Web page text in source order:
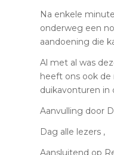
Na enkele
onderweg een
aandoening die
Al met al was
heeft ons ook de
duikavonturen
Aanvulling door
Dag alle lezers ,
Aansluitend op